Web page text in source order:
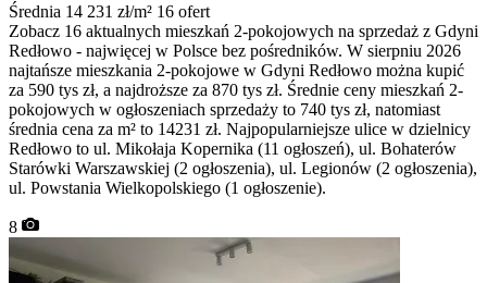
Średnia 14 231 zł/m² 16 ofert
Zobacz 16 aktualnych mieszkań 2-pokojowych na sprzedaż z Gdyni
Redłowo - najwięcej w Polsce bez pośredników. W sierpniu 2026
najtańsze mieszkania 2-pokojowe w Gdyni Redłowo można kupić
za 590 tys zł, a najdroższe za 870 tys zł. Średnie ceny mieszkań 2-
pokojowych w ogłoszeniach sprzedaży to 740 tys zł, natomiast
średnia cena za m² to 14231 zł. Najpopularniejsze ulice w dzielnicy
Redłowo to ul. Mikołaja Kopernika (11 ogłoszeń), ul. Bohaterów
Starówki Warszawskiej (2 ogłoszenia), ul. Legionów (2 ogłoszenia),
ul. Powstania Wielkopolskiego (1 ogłoszenie).
8